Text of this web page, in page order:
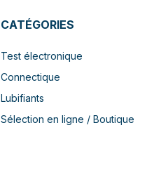
CATÉGORIES
Test électronique
Connectique
Lubifiants
Sélection en ligne / Boutique